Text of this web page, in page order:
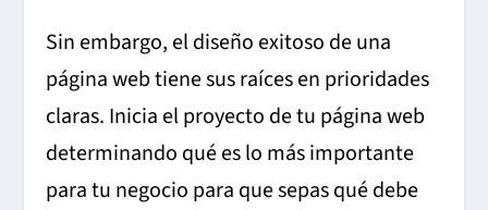
Sin embargo, el diseño exitoso de una
página web tiene sus raíces en prioridades
claras. Inicia el proyecto de tu página web
determinando qué es lo más importante
para tu negocio para que sepas qué debe